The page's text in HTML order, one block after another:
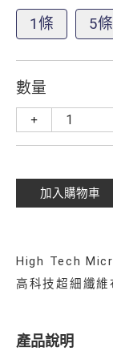
1條 5條
數量
+
加入購物車
High Tech
高科技超細纖維
產品說明